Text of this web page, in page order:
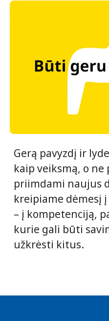
Gerą pavyzdį ir
kaip veiksmą, o ne
priimdami naujus
kreipiame dėmesį
– į kompetenciją,
kurie gali būti
užkrėsti kitus.